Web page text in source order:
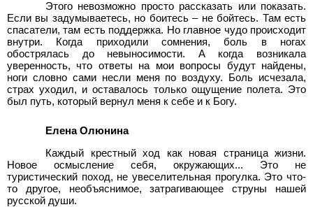
Этого невозможно просто рассказать или показать.
Если вы задумываетесь, но боитесь – не бойтесь. Там есть
спасатели, там есть поддержка. Но главное чудо происходит
внутри. Когда приходили сомнения, боль в ногах
обострялась до невыносимости. А когда возникала
уверенность, что ответы на мои вопросы будут найдены,
ноги словно сами несли меня по воздуху. Боль исчезала,
страх уходил, и оставалось только ощущение полета. Это
был путь, который вернул меня к себе и к Богу.
Елена Олюнина
Каждый крестный ход как новая страница жизни.
Новое осмысление себя, окружающих... Это не
туристический поход, не увеселительная прогулка. Это что-
то другое, необъяснимое, затрагивающее струны нашей
русской души.